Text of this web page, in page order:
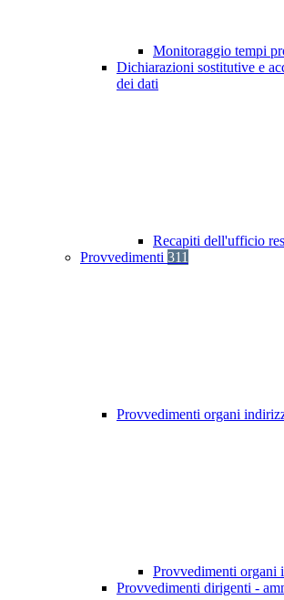
Monitoraggio tempi
Dichiarazioni sostitutive e
dei dati
Recapiti dell'ufficio
Provvedimenti 311
Provvedimenti organi
Provvedimenti organi
Provvedimenti dirigenti -